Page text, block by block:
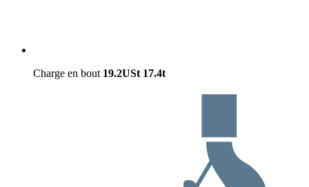
Charge en bout 19.2USt 17.4t